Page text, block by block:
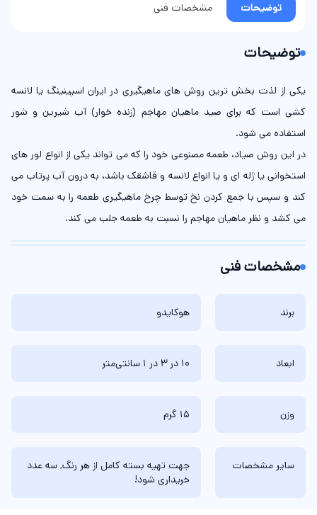
توضیحات مشخصات فنی
توضیحات
یکی از لذت بخش ترین روش های ماهیگیری در ایران اسپینینگ یا لانسه
کشی است که برای صید ماهیان مهاجم (زنده خوار) آب شیرین و شور
استفاده می شود.
در این روش صیاد، طعمه مصنوعی خود را که می تواند یکی از انواع لور های
استخوانی یا ژله ای و یا انواع لانسه و قاشقک باشد، به درون آب پرتاب می
کند و سپس با جمع کردن نخ توسط چرخ ماهیگیری طعمه را به سمت خود
می کشد و نظر ماهیان مهاجم را نسبت به طعمه جلب می کند.
مشخصات فنی
برند هوکایدو
ابعاد 10 در 3 در 1 سانتی‌متر
وزن 15 گرم
سایر مشخصات
جهت تهیه بسته کامل از هر رنگ, سه عدد
خریداری شود!